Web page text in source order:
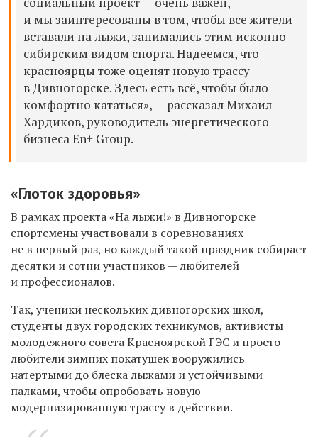
и мы заинтересованы в том, чтобы все жители
вставали на лыжи, занимались этим исконно
сибирским видом спорта. Надеемся, что
красноярцы тоже оценят новую трассу
в Дивногорске. Здесь есть всё, чтобы было
комфортно кататься», — рассказал Михаил
Хардиков, руководитель энергетического
бизнеса En+ Group.
«Глоток здоровья»
В рамках проекта «На лыжи!» в Дивногорске
спортсмены участвовали в соревнованиях
не в первый раз, но каждый такой праздник собирает
десятки и сотни участников — любителей
и профессионалов.
Так, ученики нескольких дивногорских школ,
студенты двух городских техникумов, активисты
молодежного совета Красноярской ГЭС и просто
любители зимних покатушек вооружились
натертыми до блеска лыжами и устойчивыми
палками, чтобы опробовать новую
модернизированную трассу в действии.